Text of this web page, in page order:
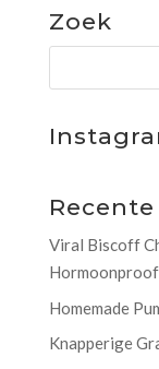
Zoek
Viral Biscoff
Hormoonproof
Homemade
Knapperige